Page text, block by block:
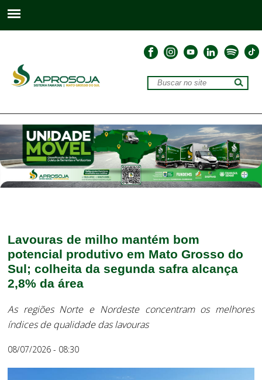
Lavouras de milho mantém bom
potencial produtivo em Mato Grosso do
Sul; colheita da segunda safra alcança
2,8% da área
As regiões Norte e Nordeste concentram os melhores
índices de qualidade das lavouras
08/07/2026 - 08:30